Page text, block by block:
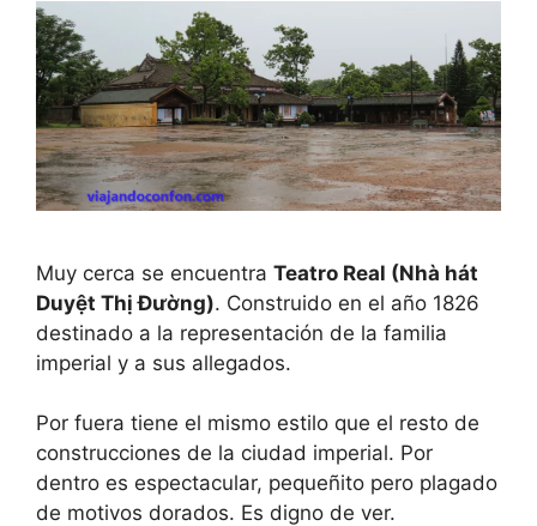
Muy cerca se encuentra Teatro Real (Nhà hát
Duyệt Thị Đường). Construido en el año 1826
destinado a la representación de la familia
imperial y a sus allegados.
Por fuera tiene el mismo estilo que el resto de
construcciones de la ciudad imperial. Por
dentro es espectacular, pequeñito pero plagado
de motivos dorados. Es digno de ver.